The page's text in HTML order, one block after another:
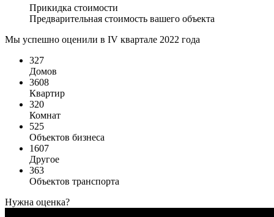
Прикидка стоимости
Предварительная стоимость вашего объекта
Мы успешно оценили в IV квартале 2022 года
327
Домов
3608
Квартир
320
Комнат
525
Объектов бизнеса
1607
Другое
363
Объектов транспорта
Нужна оценка?